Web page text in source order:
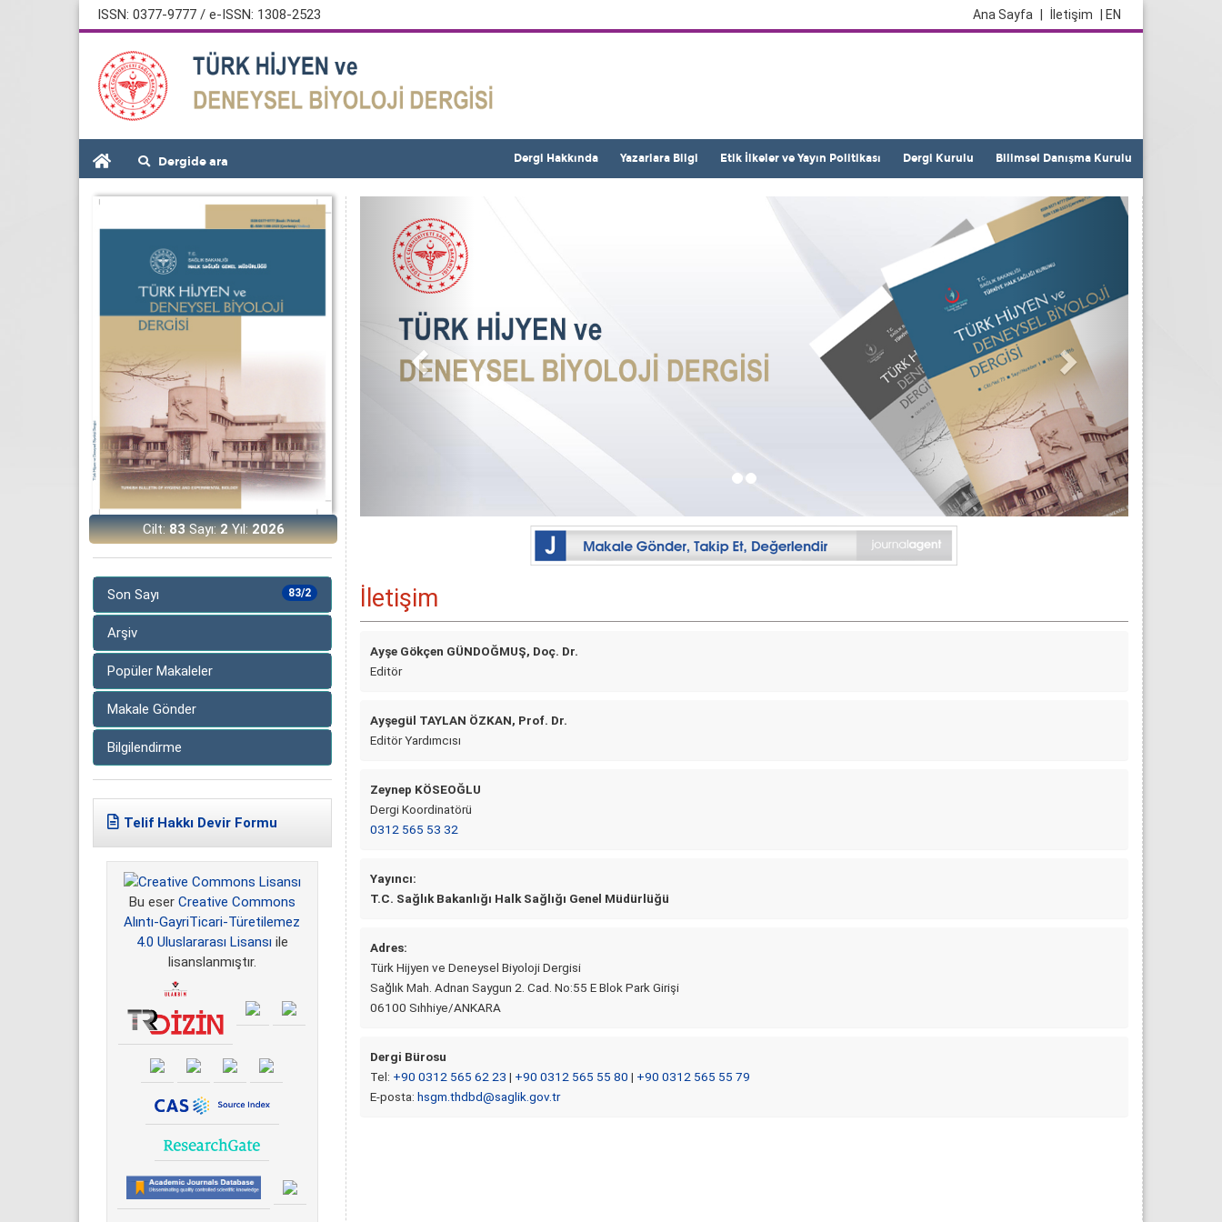
ISSN: 0377-9777 / e-ISSN: 1308-2523 | EN
İletişim
Ana Sayfa
Dergide ara Dergi Hakkında Yazarlara Bilgi Etik İlkeler ve Yayın Politikası Dergi Kurulu Bilimsel Danışma Kurulu
Cilt:83Sayı:2Yıl:2026
83/2
Son Sayı
Arşiv
Popüler Makaleler
Makale Gönder
Bilgilendirme
Telif Hakkı Devir Formu
Bu eser Creative Commons
Alıntı-GayriTicari-Türetilemez
4.0 Uluslararası Lisansı ile
lisanslanmıştır.
İletişim
Ayşe Gökçen GÜNDOĞMUŞ, Doç. Dr.
Editör
Ayşegül TAYLAN ÖZKAN, Prof. Dr.
Editör Yardımcısı
Zeynep KÖSEOĞLU
Dergi Koordinatörü
0312 565 53 32
Yayıncı:
T.C. Sağlık Bakanlığı Halk Sağlığı Genel Müdürlüğü
Adres:
Türk Hijyen ve Deneysel Biyoloji Dergisi
Sağlık Mah. Adnan Saygun 2. Cad. No:55 E Blok Park Girişi
06100 Sıhhiye/ANKARA
Dergi Bürosu
Tel: +90 0312 565 62 23 | +90 0312 565 55 80 | +90 0312 565 55 79
E-posta: hsgm.thdbd@saglik.gov.tr